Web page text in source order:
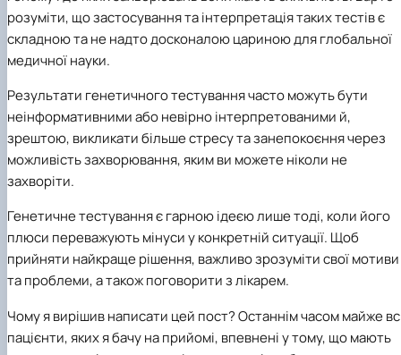
розуміти, що застосування та інтерпретація таких тестів є
складною та не надто досконалою цариною для глобальної
медичної науки.
Результати генетичного тестування часто можуть бути
неінформативними або невірно інтерпретованими й,
зрештою, викликати більше стресу та занепокоєння через
можливість захворювання, яким ви можете ніколи не
захворіти.
Генетичне тестування є гарною ідеєю лише тоді, коли його
плюси переважують мінуси у конкретній ситуації. Щоб
прийняти найкраще рішення, важливо зрозуміти свої мотиви
та проблеми, а також поговорити з лікарем.
Чому я вирішив написати цей пост? Останнім часом майже
пацієнти, яких я бачу на прийомі, впевнені у тому, що мають